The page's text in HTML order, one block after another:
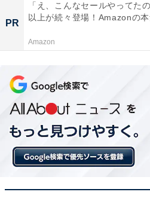
PR
「え、こんなセールやってた
以上が続々登場！Amazonの
Amazon